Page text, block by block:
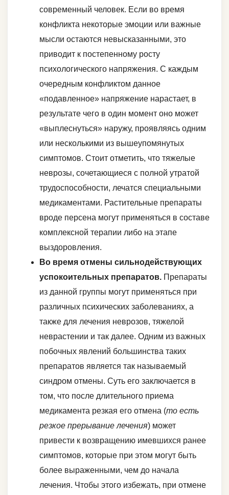
современный человек. Если во время
конфликта некоторые эмоции или важные
мысли остаются невысказанными, это
приводит к постепенному росту
психологического напряжения. С каждым
очередным конфликтом данное
«подавленное» напряжение нарастает, в
результате чего в один момент оно может
«выплеснуться» наружу, проявляясь одним
или несколькими из вышеупомянутых
симптомов. Стоит отметить, что тяжелые
неврозы, сочетающиеся с полной утратой
трудоспособности, лечатся специальными
медикаментами. Растительные препараты
вроде персена могут применяться в составе
комплексной терапии либо на этапе
выздоровления.
Во время отмены сильнодействующих
успокоительных препаратов. Препараты
из данной группы могут применяться при
различных психических заболеваниях, а
также для лечения неврозов, тяжелой
неврастении и так далее. Одним из важных
побочных явлений большинства таких
препаратов является так называемый
синдром отмены. Суть его заключается в
том, что после длительного приема
медикамента резкая его отмена (то есть
резкое прерывание лечения) может
привести к возвращению имевшихся ранее
симптомов, которые при этом могут быть
более выраженными, чем до начала
лечения. Чтобы этого избежать, при отмене